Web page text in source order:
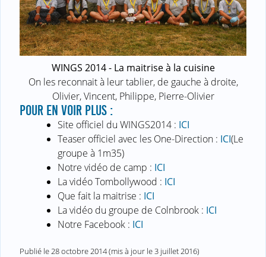
WINGS 2014 - La maitrise à la cuisine
On les reconnait à leur tablier, de gauche à droite,
Olivier, Vincent, Philippe, Pierre-Olivier
POUR EN VOIR PLUS :
Site officiel du WINGS2014 : ICI
Teaser officiel avec les One-Direction : ICI(Le
groupe à 1m35)
Notre vidéo de camp : ICI
La vidéo Tombollywood : ICI
Que fait la maitrise : ICI
La vidéo du groupe de Colnbrook : ICI
Notre Facebook : ICI
Publié le28 octobre 2014(mis à jour le3 juillet 2016)